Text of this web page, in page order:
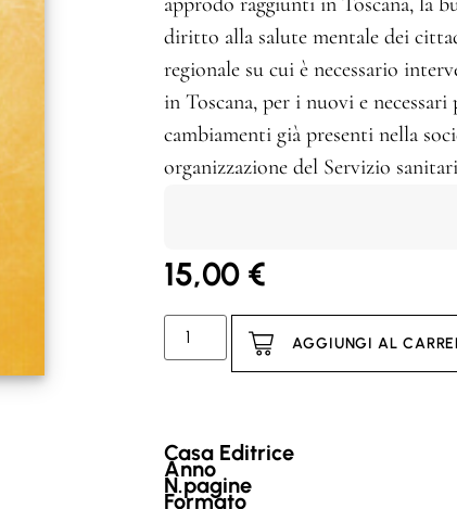
diritto alla salute mentale dei
regionale su cui è necessario
in Toscana, per i nuovi e
cambiamenti già presenti nella
organizzazione del Servizio
15,00 €
AGGIUNGI AL
Casa Editrice
Anno
N.pagine
Formato